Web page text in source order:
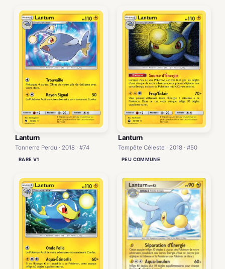
Lanturn
Tonnerre Perdu · 2018 · #74
RARE V1
Lanturn
Tempête Céleste · 2018 · #50
PEU COMMUNE